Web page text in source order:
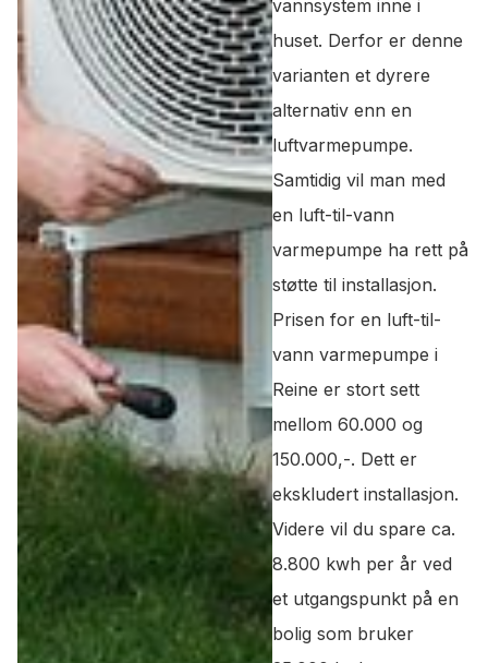
vannsystem inne i
huset. Derfor er denne
varianten et dyrere
alternativ enn en
luftvarmepumpe.
Samtidig vil man med
en luft-til-vann
varmepumpe ha rett på
støtte til installasjon.
Prisen for en luft-til-
vann varmepumpe i
Reine er stort sett
mellom 60.000 og
150.000,-. Dett er
ekskludert installasjon.
Videre vil du spare ca.
8.800 kwh per år ved
et utgangspunkt på en
bolig som bruker